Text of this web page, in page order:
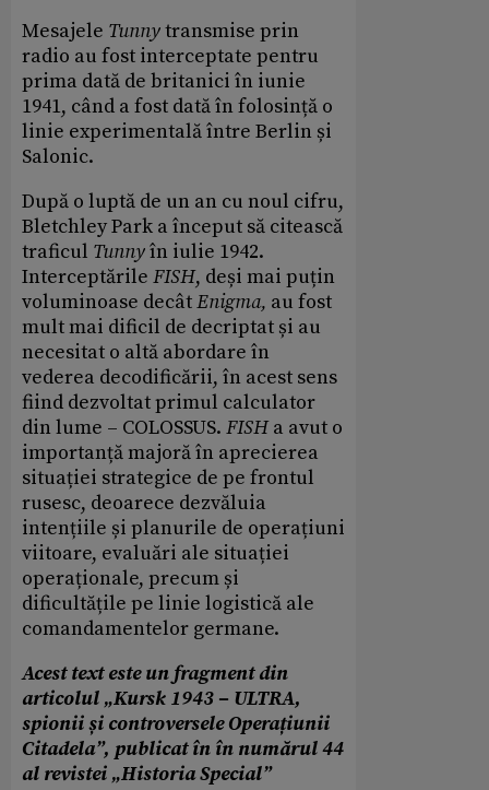
Mesajele Tunnytransmise prin
radio au fost interceptate pentru
prima dată de britanici în iunie
1941, când a fost dată în folosință o
linie experimentală între Berlin și
Salonic.
După o luptă de un an cu noul cifru,
Bletchley Park a început să citească
traficul Tunnyîn iulie 1942.
Interceptările FISH, deși mai puțin
voluminoase decâtEnigma, au fost
mult mai dificil de decriptat și au
necesitat o altă abordare în
vederea decodificării, în acest sens
fiind dezvoltat primul calculator
din lume – COLOSSUS. FISHa avut o
importanță majoră în aprecierea
situației strategice de pe frontul
rusesc, deoarece dezvăluia
intențiile și planurile de operațiuni
viitoare, evaluări ale situației
operaționale, precum și
dificultățile pe linie logistică ale
comandamentelor germane.
Acest text este un fragment din
articolul „Kursk 1943 – ULTRA,
spionii și controversele Operațiunii
Citadela”, publicat în în numărul 44
al revistei „Historia Special”